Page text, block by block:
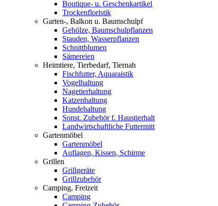
Boutique- u. Geschenkartikel
Trockenfloristik
Garten-, Balkon u. Baumschulpf
Gehölze, Baumschulpflanzen
Stauden, Wasserpflanzen
Schnittblumen
Sämereien
Heimtiere, Tierbedarf, Tiernah
Fischfutter, Aquaraistik
Vogelhaltung
Nagetierhaltung
Katzenhaltung
Hundehaltung
Sonst. Zubehör f. Haustierhalt
Landwirtschaftliche Futtermitt
Gartenmöbel
Gartenmöbel
Auflagen, Kissen, Schirme
Grillen
Grillgeräte
Grillzubehör
Camping, Freizeit
Camping